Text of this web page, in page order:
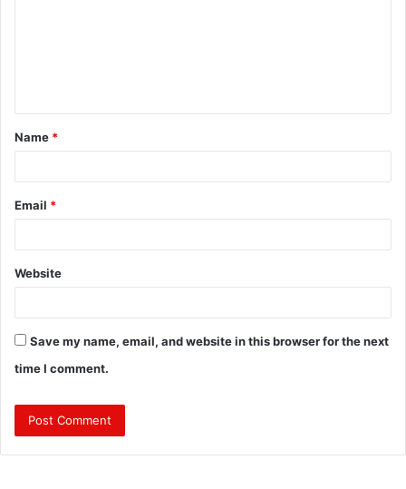
t
*
Name *
Email *
Website
Save my name, email, and website in this browser for the next
time I comment.